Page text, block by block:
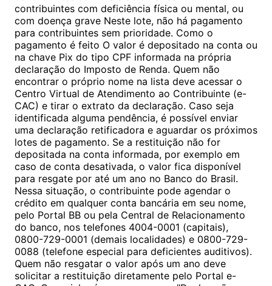
contribuintes com deficiência física ou mental, ou
com doença grave Neste lote, não há pagamento
para contribuintes sem prioridade. Como o
pagamento é feito O valor é depositado na conta ou
na chave Pix do tipo CPF informada na própria
declaração do Imposto de Renda. Quem não
encontrar o próprio nome na lista deve acessar o
Centro Virtual de Atendimento ao Contribuinte (e-
CAC) e tirar o extrato da declaração. Caso seja
identificada alguma pendência, é possível enviar
uma declaração retificadora e aguardar os próximos
lotes de pagamento. Se a restituição não for
depositada na conta informada, por exemplo em
caso de conta desativada, o valor fica disponível
para resgate por até um ano no Banco do Brasil.
Nessa situação, o contribuinte pode agendar o
crédito em qualquer conta bancária em seu nome,
pelo Portal BB ou pela Central de Relacionamento
do banco, nos telefones 4004-0001 (capitais),
0800-729-0001 (demais localidades) e 0800-729-
0088 (telefone especial para deficientes auditivos).
Quem não resgatar o valor após um ano deve
solicitar a restituição diretamente pelo Portal e-